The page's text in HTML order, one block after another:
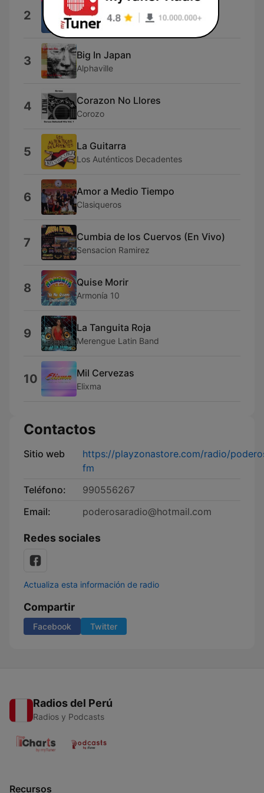
2 Mix Mi Chilala
Lisseth Alexandra
3 Big In Japan
Alphaville
4 Corazon No Llores
Corozo
5 La Guitarra
Los Auténticos Decadentes
6 Amor a Medio Tiempo
Clasiqueros
7 Cumbia de los Cuervos (En Vivo)
Sensacion Ramirez
8 Quise Morir
Armonía 10
9 La Tanguita Roja
Merengue Latin Band
10 Mil Cervezas
Elixma
Contactos
Sitio web
https://playzonastore.com/radio/
fm
Teléfono:
990556267
Email:
poderosaradio@hotmail.com
Redes sociales
Actualiza esta información de radio
Compartir
Facebook Twitter
Radios del Perú
Radios y Podcasts
Recursos